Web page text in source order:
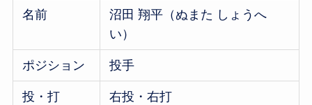
名前
沼田 翔平（ぬまた しょうへ
い）
ポジション 投手
投・打 右投・右打